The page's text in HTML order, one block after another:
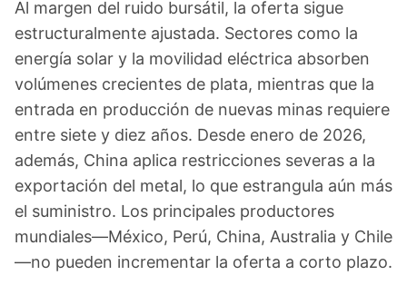
Al margen del ruido bursátil, la oferta sigue
estructuralmente ajustada. Sectores como la
energía solar y la movilidad eléctrica absorben
volúmenes crecientes de plata, mientras que la
entrada en producción de nuevas minas requiere
entre siete y diez años. Desde enero de 2026,
además, China aplica restricciones severas a la
exportación del metal, lo que estrangula aún más
el suministro. Los principales productores
mundiales—México, Perú, China, Australia y Chile
—no pueden incrementar la oferta a corto plazo.